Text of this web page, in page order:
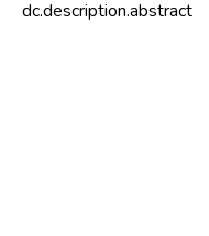
dc.description.abstract